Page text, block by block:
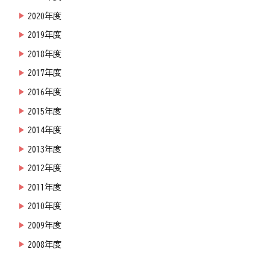
2020年度
2019年度
2018年度
2017年度
2016年度
2015年度
2014年度
2013年度
2012年度
2011年度
2010年度
2009年度
2008年度